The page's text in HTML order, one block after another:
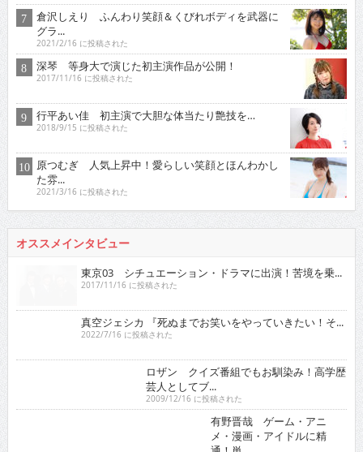
倉沢しえり ふんわり笑顔＆くびれボディを武器に
グラ...
2021/2/16 に投稿された
深琴 等身大で演じた初主演作品が公開！
2017/11/16 に投稿された
行平あい佳 初主演で大胆な体当たり艶技を…
2018/9/15 に投稿された
原つむぎ 人気上昇中！愛らしい笑顔とほんわかし
た雰...
2021/3/16 に投稿された
オススメインタビュー
東京03 シチュエーション・ドラマに出演！苦境を乗...
2017/11/16 に投稿された
真空ジェシカ 『死ぬまでお笑いをやっていきたい！そ...
2022/7/16 に投稿された
ロザン クイズ番組でもお馴染み！高学歴芸人として
2009/12/16 に投稿された
有野晋哉 ゲーム・アニメ・漫画・アイドルに精通！